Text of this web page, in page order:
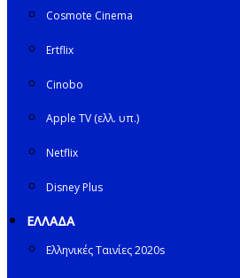
Cosmote Cinema
Ertflix
Cinobo
Apple TV (ελλ. υπ.)
Netflix
Disney Plus
ΕΛΛΑΔΑ
Ελληνικές Ταινίες 2020s